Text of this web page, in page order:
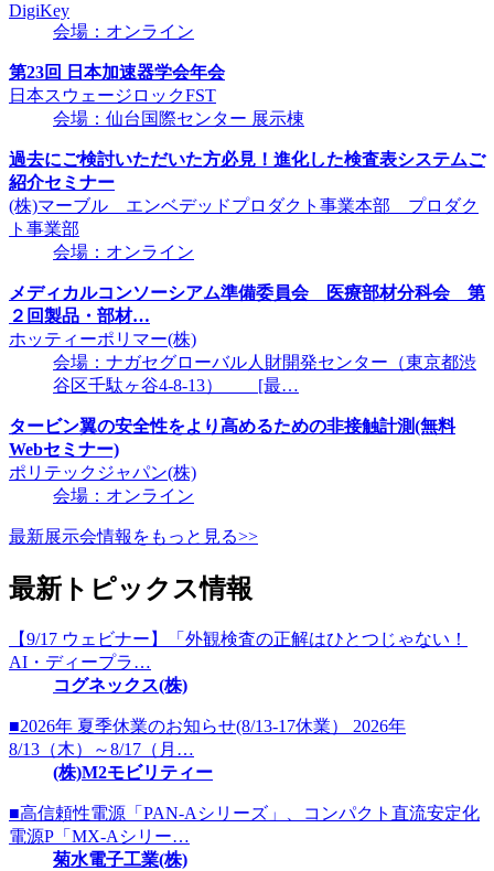
DigiKey
会場：オンライン
第23回 日本加速器学会年会
日本スウェージロックFST
会場：仙台国際センター 展示棟
過去にご検討いただいた方必見！進化した検査表システムご
紹介セミナー
(株)マーブル エンベデッドプロダクト事業本部 プロダク
ト事業部
会場：オンライン
メディカルコンソーシアム準備委員会 医療部材分科会 第
２回製品・部材…
ホッティーポリマー(株)
会場：ナガセグローバル人財開発センター（東京都渋
谷区千駄ヶ谷4-8-13） [最…
タービン翼の安全性をより高めるための非接触計測(無料
Webセミナー)
ポリテックジャパン(株)
会場：オンライン
最新展示会情報をもっと見る>>
最新トピックス情報
【9/17 ウェビナー】「外観検査の正解はひとつじゃない！
AI・ディープラ…
コグネックス(株)
■2026年 夏季休業のお知らせ(8/13-17休業） 2026年
8/13（木）～8/17（月…
(株)M2モビリティー
■高信頼性電源「PAN-Aシリーズ」、コンパクト直流安定化
電源P「MX-Aシリー…
菊水電子工業(株)